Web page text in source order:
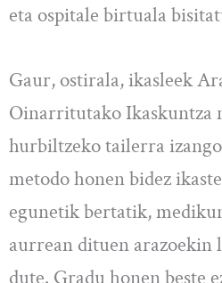
eta ospitale birtuala
Gaur, ostirala, ikasleek
Oinarritutako Ikaskuntza
hurbiltzeko tailerra
metodo honen bidez
egunetik bertatik,
aurrean dituen arazoekin